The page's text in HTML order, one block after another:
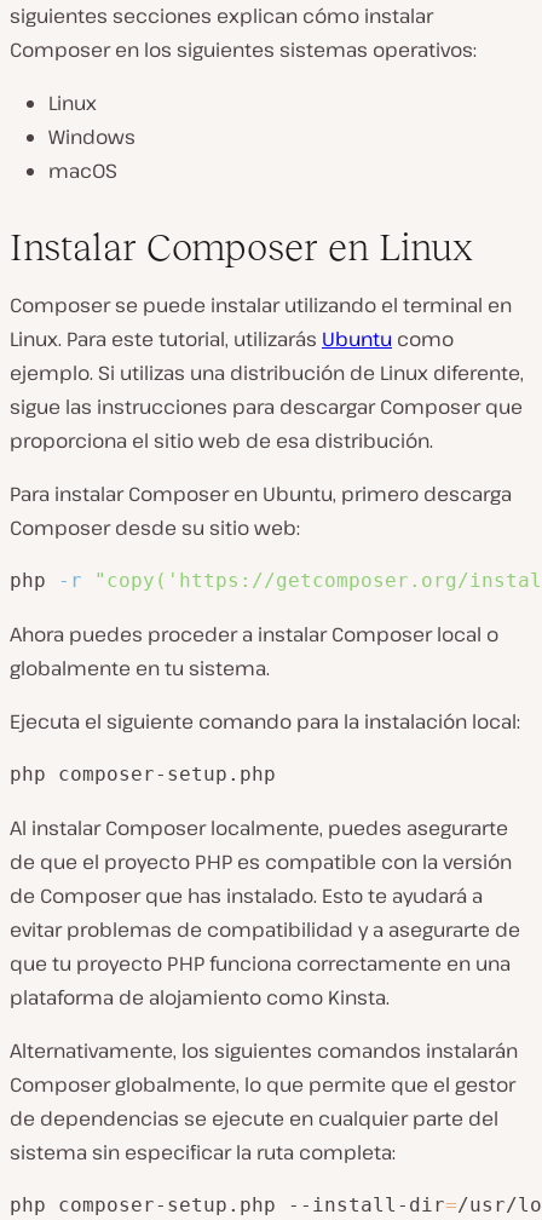
siguientes secciones explican cómo instalar
Composer en los siguientes sistemas operativos:
Linux
Windows
macOS
Instalar Composer en Linux
Composer se puede instalar utilizando el terminal en
Linux. Para este tutorial, utilizarás Ubuntu como
ejemplo. Si utilizas una distribución de Linux diferente,
sigue las instrucciones para descargar Composer que
proporciona el sitio web de esa distribución.
Para instalar Composer en Ubuntu, primero descarga
Composer desde su sitio web:
php -r "copy('https://getcomposer.org/
Ahora puedes proceder a instalar Composer local o
globalmente en tu sistema.
Ejecuta el siguiente comando para la instalación local:
php composer-setup.php
Al instalar Composer localmente, puedes asegurarte
de que el proyecto PHP es compatible con la versión
de Composer que has instalado. Esto te ayudará a
evitar problemas de compatibilidad y a asegurarte de
que tu proyecto PHP funciona correctamente en una
plataforma de alojamiento como Kinsta.
Alternativamente, los siguientes comandos instalarán
Composer globalmente, lo que permite que el gestor
de dependencias se ejecute en cualquier parte del
sistema sin especificar la ruta completa:
php composer-setup.php --install-dir=/usr/